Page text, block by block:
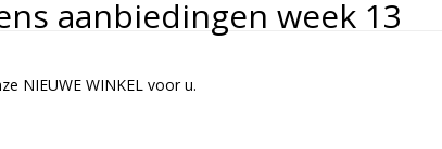
aanbiedingen week 13
NIEUWE WINKEL voor u.